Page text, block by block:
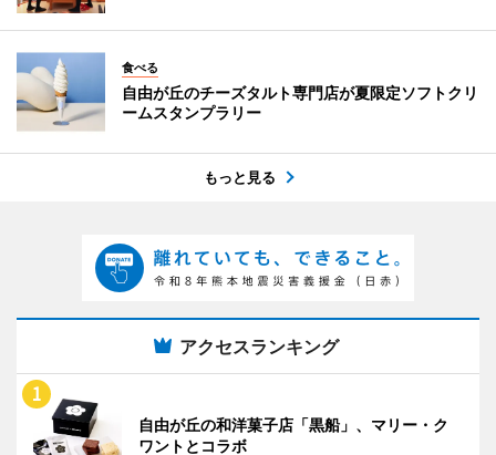
食べる
自由が丘のチーズタルト専門店が夏限定ソフトクリ
ームスタンプラリー
もっと見る
アクセスランキング
自由が丘の和洋菓子店「黒船」、マリー・ク
ワントとコラボ